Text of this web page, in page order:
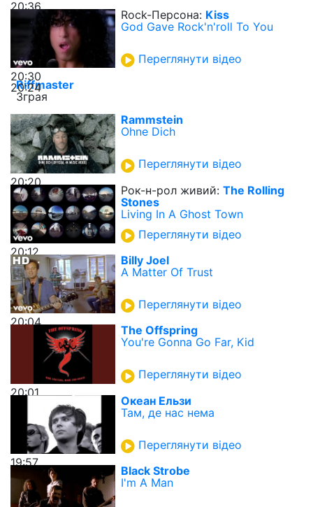
20:36
20:30
Rock-Персона: Kiss
God Gave Rock'n'roll To You
Переглянути відео
20:24
Riffmaster
Зграя
20:20
Rammstein
Ohne Dich
Переглянути відео
20:12
Рок-н-рол живий: The Rolling
Stones
Living In A Ghost Town
Переглянути відео
20:04
Billy Joel
A Matter Of Trust
Переглянути відео
20:01
The Offspring
You're Gonna Go Far, Kid
Переглянути відео
19:57
Океан Ельзи
Там, де нас нема
Переглянути відео
Black Strobe
I'm A Man